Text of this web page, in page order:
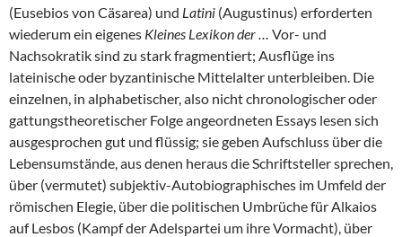
(Eusebios von Cäsarea) und Latini (Augustinus) erforderten
wiederum ein eigenes Kleines Lexikon der … Vor- und
Nachsokratik sind zu stark fragmentiert; Ausflüge ins
lateinische oder byzantinische Mittelalter unterbleiben. Die
einzelnen, in alphabetischer, also nicht chronologischer oder
gattungstheoretischer Folge angeordneten Essays lesen sich
ausgesprochen gut und flüssig; sie geben Aufschluss über die
Lebensumstände, aus denen heraus die Schriftsteller sprechen,
über (vermutet) subjektiv-Autobiographisches im Umfeld der
römischen Elegie, über die politischen Umbrüche für Alkaios
auf Lesbos (Kampf der Adelspartei um ihre Vormacht), über